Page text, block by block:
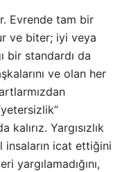
Evrende tam bir
ve biter; iyi veya
bir standardı da
ve olan her
Yargısızlık
insaların icat ettiğini
yargılamadığını,